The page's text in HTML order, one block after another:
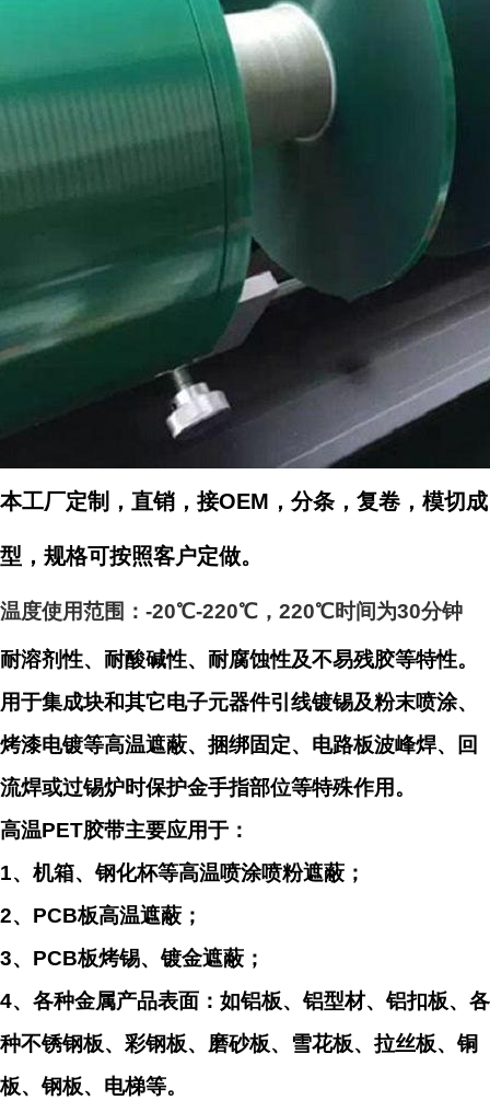
本工厂定制，直销，接OEM，分条，复卷，模切成
型，规格可按照客户定做。
温度使用范围：-20℃-220℃，220℃时间为30分钟
耐溶剂性、耐酸碱性、耐腐蚀性及不易残胶等特性。
用于集成块和其它电子元器件引线镀锡及粉末喷涂、
烤漆电镀等高温遮蔽、捆绑固定、电路板波峰焊、回
流焊或过锡炉时保护金手指部位等特殊作用。
高温PET胶带主要应用于：
1、机箱、钢化杯等高温喷涂喷粉遮蔽；
2、PCB板高温遮蔽；
3、PCB板烤锡、镀金遮蔽；
4、各种金属产品表面：如铝板、铝型材、铝扣板、各
种不锈钢板、彩钢板、磨砂板、雪花板、拉丝板、铜
板、钢板、电梯等。